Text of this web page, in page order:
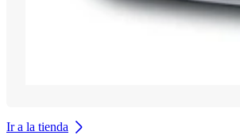
Ir a la tienda